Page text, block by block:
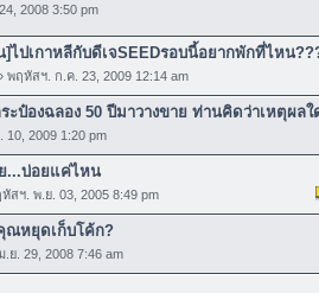
2008 3:50 pm
ไปเกาหลีกับดีเจSEEDรอบนี้อยากพักที่ไหน
พฤหัสฯ. ก.ค. 23, 2009 12:14 am
ะป๋องฉลอง 50 ปีมาวางขาย ท่านคิดว่าเหตุผลใ
2009 1:20 pm
...บ่อยแค่ไหน
สฯ. พ.ย. 03, 2005 8:49 pm
ณหยุดเก็บโค้ก?
ย. 29, 2008 7:46 am